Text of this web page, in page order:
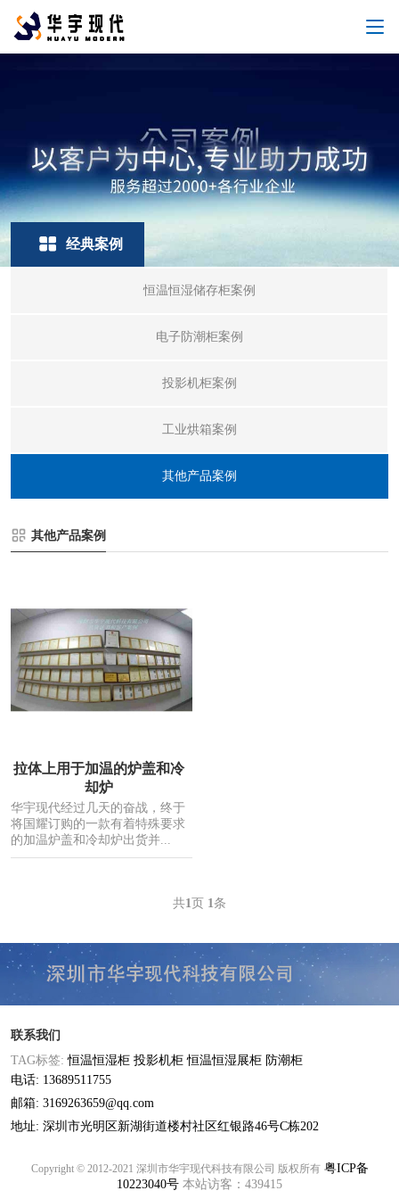
经典案例
恒温恒湿储存柜案例
电子防潮柜案例
投影机柜案例
工业烘箱案例
其他产品案例
其他产品案例
拉体上用于加温的炉盖和冷
却炉
华宇现代经过几天的奋战，终于
将国耀订购的一款有着特殊要求
的加温炉盖和冷却炉出货并...
共1页 1条
联系我们
TAG标签:恒温恒湿柜 投影机柜 恒温恒湿展柜 防潮柜
电话: 13689511755
邮箱: 3169263659@qq.com
地址: 深圳市光明区新湖街道楼村社区红银路46号C栋202
Copyright © 2012-2021 深圳市华宇现代科技有限公司 版权所有 粤ICP备
10223040号 本站访客：439415